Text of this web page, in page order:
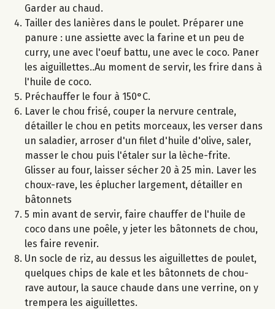
Garder au chaud.
Tailler des lanières dans le poulet. Préparer une
panure : une assiette avec la farine et un peu de
curry, une avec l'oeuf battu, une avec le coco. Paner
les aiguillettes..Au moment de servir, les frire dans à
l'huile de coco.
Préchauffer le four à 150°C.
Laver le chou frisé, couper la nervure centrale,
détailler le chou en petits morceaux, les verser dans
un saladier, arroser d'un filet d'huile d'olive, saler,
masser le chou puis l'étaler sur la lèche-frite.
Glisser au four, laisser sécher 20 à 25 min. Laver les
choux-rave, les éplucher largement, détailler en
bâtonnets
5 min avant de servir, faire chauffer de l'huile de
coco dans une poêle, y jeter les bâtonnets de chou,
les faire revenir.
Un socle de riz, au dessus les aiguillettes de poulet,
quelques chips de kale et les bâtonnets de chou-
rave autour, la sauce chaude dans une verrine, on y
trempera les aiguillettes.